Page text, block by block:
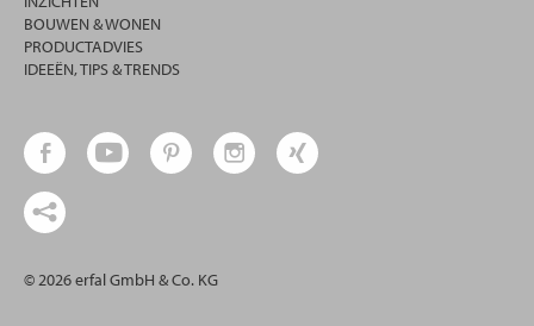
BOUWEN & WONEN
PRODUCTADVIES
IDEEËN, TIPS & TRENDS
© 2026 erfal GmbH & Co. KG